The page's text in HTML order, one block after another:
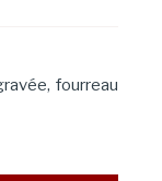
fourreau